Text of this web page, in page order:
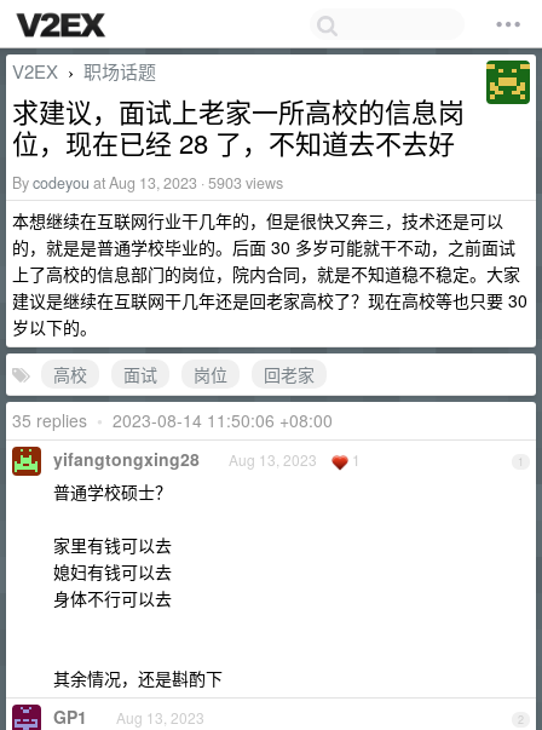
V2EX › 职场话题
求建议，面试上老家一所高校的信息岗
位，现在已经 28 了，不知道去不去好
Bycodeyou at Aug 13, 2023 · 5903 views
本想继续在互联网行业干几年的，但是很快又奔三，技术还是可以
的，就是是普通学校毕业的。后面 30 多岁可能就干不动，之前面试
上了高校的信息部门的岗位，院内合同，就是不知道稳不稳定。大家
建议是继续在互联网干几年还是回老家高校了？现在高校等也只要 30
岁以下的。
高校
面试 岗位
回老家
35 replies • 2023-08-14 11:50:06 +08:00
1
yifangtongxing28 Aug 13, 2023 1
普通学校硕士？
家里有钱可以去
媳妇有钱可以去
身体不行可以去
其余情况，还是斟酌下
2
GP1 Aug 13, 2023